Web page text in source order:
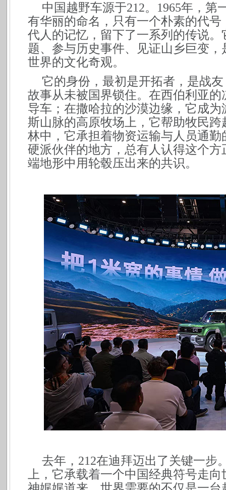
中国越野车源于212。1965年，第
有华丽的命名，只有一个朴素的代
代人的记忆，留下了一系列的传说
题、参与历史事件、见证山乡巨变
世界的文化奇观。
它的身份，最初是开拓者，是战
故事从未被国界锁住。在西伯利亚
导车；在撒哈拉的沙漠边缘，它成
斯山脉的高原牧场上，它帮助牧民
林中，它承担着物资运输与人员通
硬派伙伴的地方，总有人认得这个
端地形中用轮毂压出来的共识。
去年，212在迪拜迈出了关键一步
上，它承载着一个中国经典符号走